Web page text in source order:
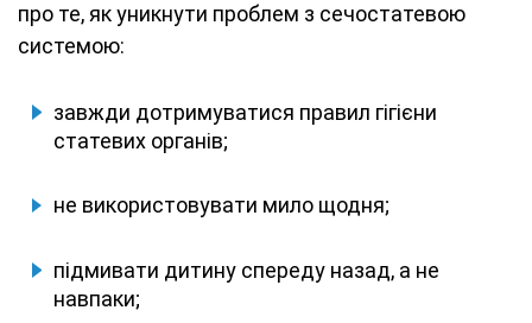
про те, як уникнути проблем з сечостатевою
системою:
завжди дотримуватися правил гігієни
статевих органів;
не використовувати мило щодня;
підмивати дитину спереду назад, а не
навпаки;